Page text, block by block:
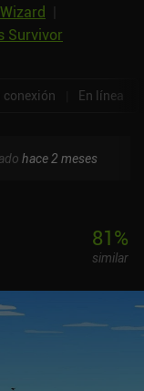
Survivor
conexión En línea
hace 2 meses
81%
similar